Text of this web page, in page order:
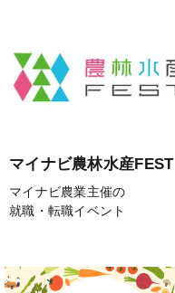
マイナビ農林水産FEST
マイナビ農業主催の
就職・転職イベント